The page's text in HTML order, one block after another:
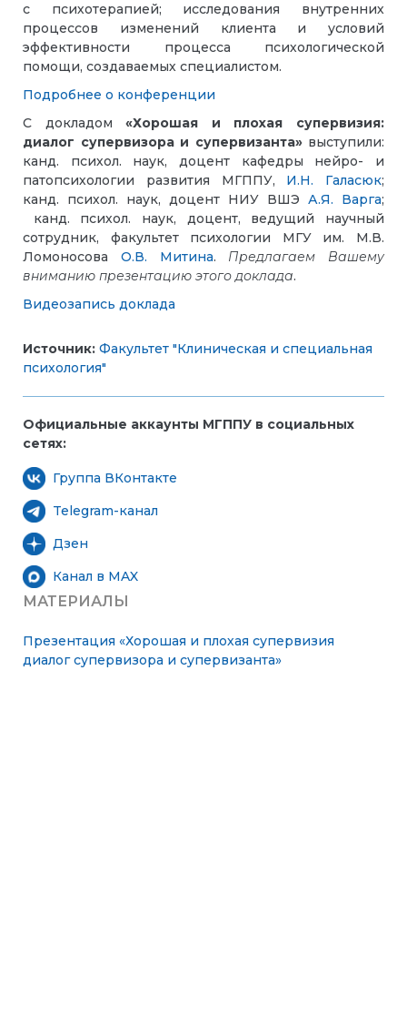
с психотерапией; исследования внутренних
процессов изменений клиента и условий
эффективности процесса психологической
помощи, создаваемых специалистом.
Подробнее о конференции
С докладом«Хорошая и плохая супервизия:
диалог супервизора и супервизанта»выступили:
канд. психол. наук, доцент кафедры нейро- и
патопсихологии развития МГППУ, И.Н. Галасюк;
канд. психол. наук, доцент НИУ ВШЭ А.Я. Варга;
канд. психол. наук, доцент, ведущий научный
сотрудник, факультет психологии МГУ им. М.В.
Ломоносова О.В. Митина. Предлагаем Вашему
вниманию презентацию этого доклада.
Видеозапись доклада
Источник: Факультет "Клиническая и специальная
психология"
Официальные аккаунты МГППУ в социальных
сетях:
Группа ВКонтакте
Telegram-канал
Дзен
Канал в MAX
МАТЕРИАЛЫ
Презентация «Хорошая и плохая супервизия
диалог супервизора и супервизанта»